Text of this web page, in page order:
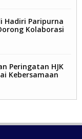
Hadiri Paripurna
Kolaborasi
Peringatan HJK
Kebersamaan